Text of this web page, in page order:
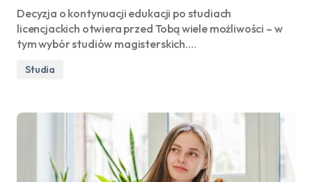
Decyzja o kontynuacji edukacji po studiach
licencjackich otwiera przed Tobą wiele możliwości – w
tym wybór studiów magisterskich.…
Studia